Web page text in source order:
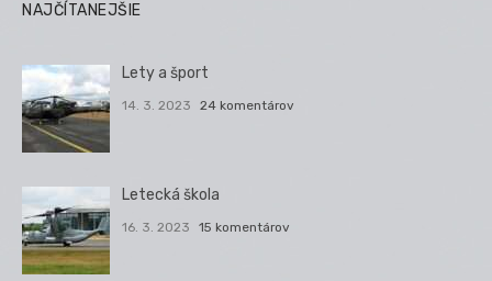
NAJČÍTANEJŠIE
Lety a šport
14. 3. 2023 24 komentárov
Letecká škola
16. 3. 2023 15 komentárov